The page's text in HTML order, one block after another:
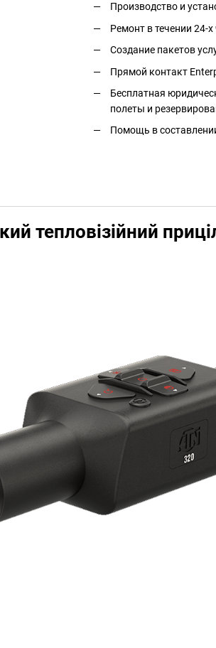
Производство и
Ремонт в течении 24-х
Создание пакетов
Прямой контакт
Бесплатная
полеты и
Помощь в
тепловізійний